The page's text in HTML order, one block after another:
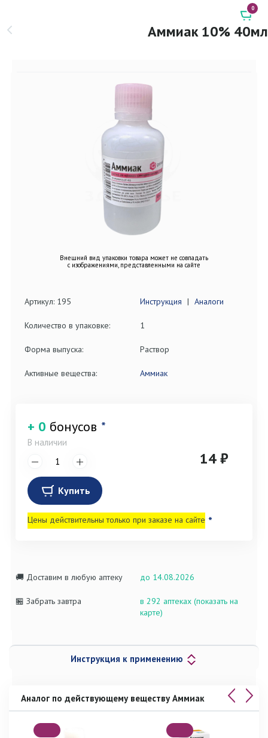
Аммиак 10% 40мл
0
Внешний вид упаковки товара может не совпадать
с изображениями, представленными на сайте
Артикул: 195 Инструкция | Аналоги
Количество в упаковке: 1
Форма выпуска: Раствор
Активные вещества: Аммиак
+ 0 бонусов *
В наличии
14 ₽
Купить
Цены действительны только при заказе на сайте *
🚚 Доставим в любую аптеку до 14.08.2026
🏪 Забрать завтра
в 292 аптеках (показать на
карте)
Инструкция к применению
Аналог по действующему веществу Аммиак